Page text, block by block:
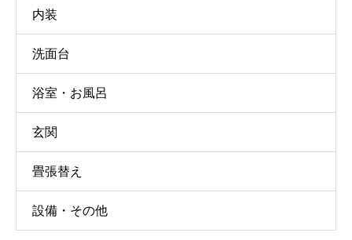
内装
洗面台
浴室・お風呂
玄関
畳張替え
設備・その他